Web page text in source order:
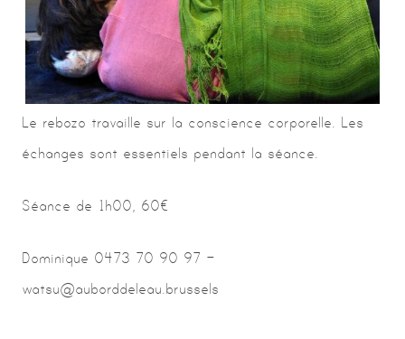
Le rebozo travaille sur la conscience corporelle. Les
échanges sont essentiels pendant la séance.
Séance de 1h00, 60€
Dominique 0473 70 90 97 –
watsu@auborddeleau.brussels